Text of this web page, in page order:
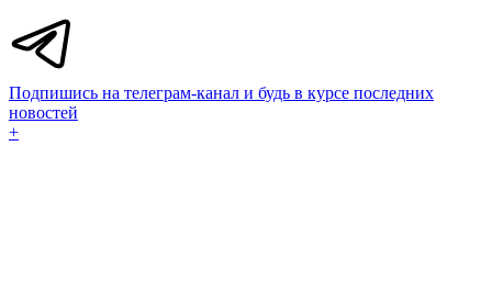
Подпишись на телеграм-канал и будь в курсе последних
новостей
+